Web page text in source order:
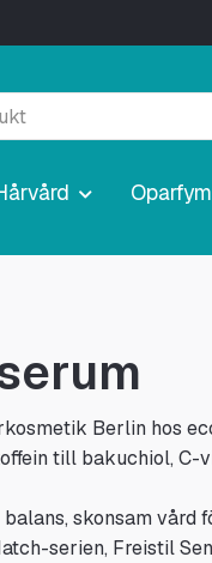
Berlin hos
till bakuchiol, C-
skonsam
serien, Freistil